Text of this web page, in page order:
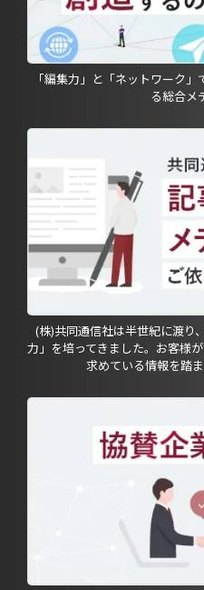
「編集力」と「ネットワーク
る総合メ
(株)共同通信社は半世紀に渡り
力」を培ってきました。お客様
求めている情報を踏